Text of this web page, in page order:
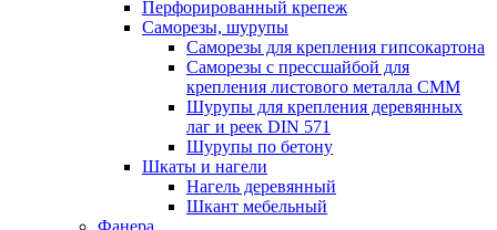
Перфорированный крепеж
Саморезы, шурупы
Саморезы для крепления гипсокартона
Саморезы с прессшайбой для
крепления листового металла СММ
Шурупы для крепления деревянных
лаг и реек DIN 571
Шурупы по бетону
Шкаты и нагели
Нагель деревянный
Шкант мебельный
Фанера